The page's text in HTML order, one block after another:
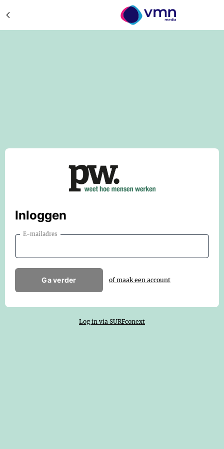
Inloggen
E-mailadres
Ga verder of maak een account
Log in via SURFconext